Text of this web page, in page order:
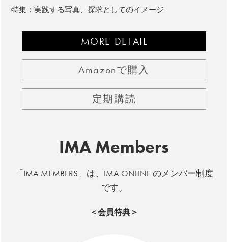
特集：実践する写真、探求としてのイメージ
MORE DETAIL
Amazonで購入
定期購読
IMA Members
「IMA MEMBERS」は、IMA ONLINE のメンバー制度
です。
＜会員特典＞